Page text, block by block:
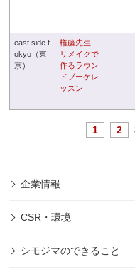
east side t
okyo（東
京）
権藤先生
リメイクで
作るラウン
ドブーケレ
ッスン
1 2
企業情報
CSR・環境
シモジマのできること